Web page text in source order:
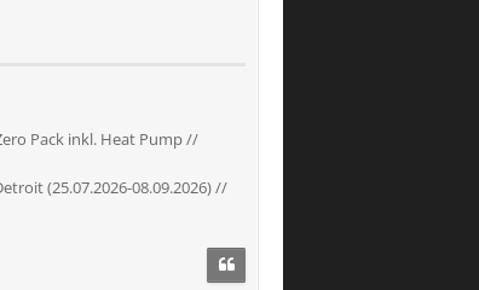
Pack inkl. Heat Pump //
(25.07.2026-08.09.2026) //